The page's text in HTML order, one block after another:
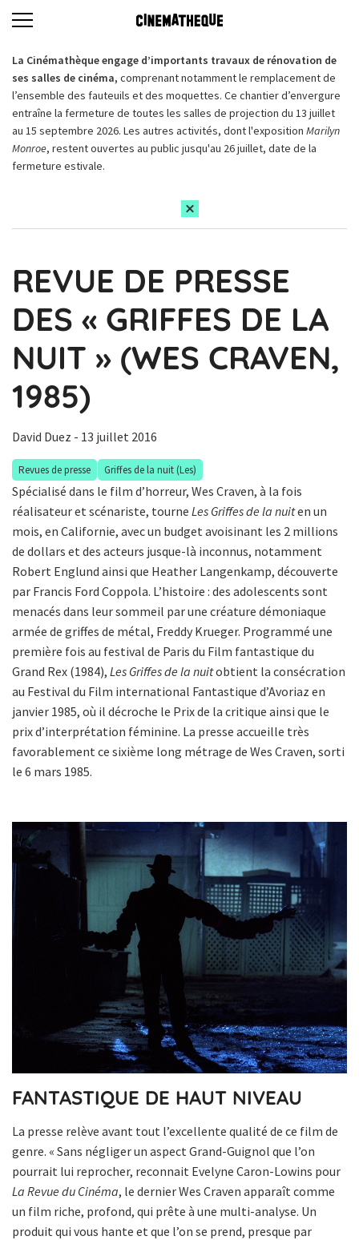
La Cinémathèque engage d’importants travaux de rénovation de
ses salles de cinéma, comprenant notamment le remplacement de
l’ensemble des fauteuils et des moquettes. Ce chantier d’envergure
entraîne la fermeture de toutes les salles de projection du 13 juillet
au 15 septembre 2026. Les autres activités, dont l'exposition Marilyn
Monroe, restent ouvertes au public jusqu'au 26 juillet, date de la
fermeture estivale.
REVUE DE PRESSE
DES « GRIFFES DE LA
NUIT » (WES CRAVEN,
1985)
David Duez - 13 juillet 2016
Revues de presse Griffes de la nuit (Les)
Spécialisé dans le film d’horreur, Wes Craven, à la fois
réalisateur et scénariste, tourne Les Griffes de la nuiten un
mois, en Californie, avec un budget avoisinant les 2 millions
de dollars et des acteurs jusque-là inconnus, notamment
Robert Englund ainsi que Heather Langenkamp, découverte
par Francis Ford Coppola. L’histoire : des adolescents sont
menacés dans leur sommeil par une créature démoniaque
armée de griffes de métal, Freddy Krueger. Programmé une
première fois au festival de Paris du Film fantastique du
Grand Rex (1984), Les Griffes de la nuitobtient la consécration
au Festival du Film international Fantastique d’Avoriaz en
janvier 1985, où il décroche le Prix de la critique ainsi que le
prix d’interprétation féminine. La presse accueille très
favorablement ce sixième long métrage de Wes Craven, sorti
le 6 mars 1985.
FANTASTIQUE DE HAUT NIVEAU
La presse relève avant tout l’excellente qualité de ce film de
genre. « Sans négliger un aspect Grand-Guignol que l’on
pourrait lui reprocher, reconnait Evelyne Caron-Lowins pour
La Revue du Cinéma, le dernier Wes Craven apparaît comme
un film riche, profond, qui prête à une multi-analyse. Un
produit qui vous hante et que l’on se prend, presque par